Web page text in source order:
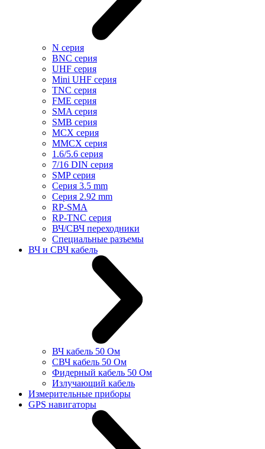
N серия
BNC серия
UHF серия
Mini UHF серия
TNC серия
FME серия
SMA серия
SMB серия
MCX серия
MMCX серия
1.6/5.6 серия
7/16 DIN серия
SMP серия
Cерия 3.5 mm
Серия 2.92 mm
RP-SMA
RP-TNC серия
ВЧ/СВЧ переходники
Специальные разъемы
ВЧ и СВЧ кабель
ВЧ кабель 50 Ом
СВЧ кабель 50 Ом
Фидерный кабель 50 Ом
Излучающий кабель
Измерительные приборы
GPS навигаторы